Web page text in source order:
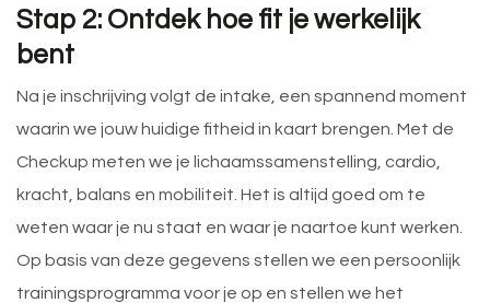
Stap 2: Ontdek hoe fit je werkelijk
bent
Na je inschrijving volgt de intake, een spannend moment
waarin we jouw huidige fitheid in kaart brengen. Met de
Checkup meten we je lichaamssamenstelling, cardio,
kracht, balans en mobiliteit. Het is altijd goed om te
weten waar je nu staat en waar je naartoe kunt werken.
Op basis van deze gegevens stellen we een persoonlijk
trainingsprogramma voor je op en stellen we het